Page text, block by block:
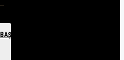
HALAT ŞİŞESİ